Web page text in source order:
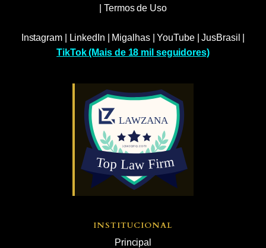
|Termos de Uso
Instagram| LinkedIn Migalhas|YouTube|JusBrasil
TikTok (Mais de 18 mil seguidores)
INSTITUCIONAL
Principal